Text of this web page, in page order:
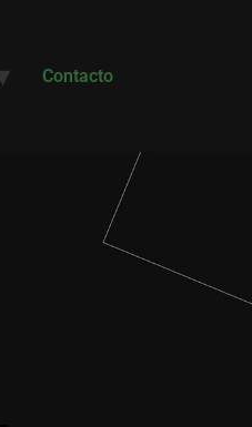
Contacto